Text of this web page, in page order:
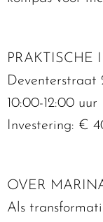
PRAKTISCHE
Deventerstraat
10:00-12:00 uur
Investering: €
OVER
Als